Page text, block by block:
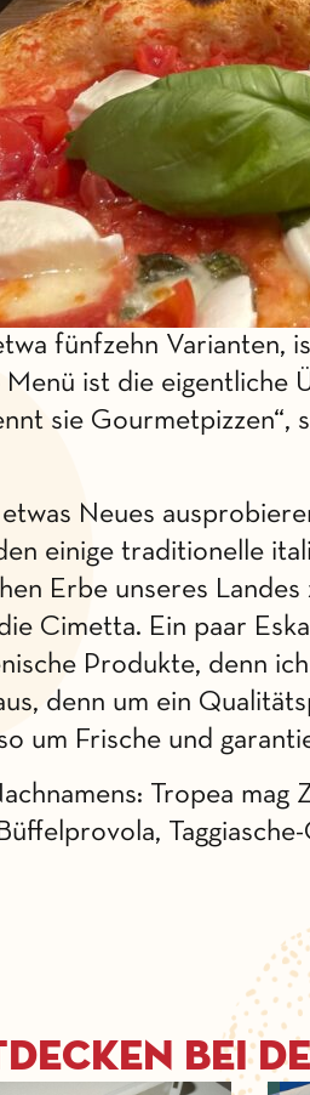
fünfzehn
ist die eigentliche
sie Gourmetpizzen“,
Neues
einige traditionelle
Erbe unseres
Cimetta. Ein paar
Produkte, denn
denn um ein
um Frische und
Tropea
bei